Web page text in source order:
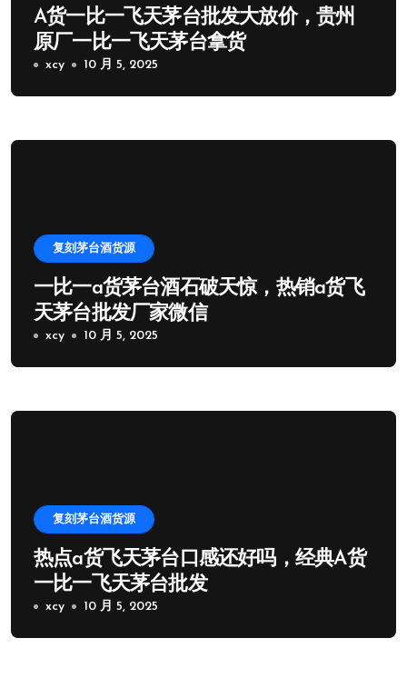
A货一比一飞天茅台批发大放价，贵州
原厂一比一飞天茅台拿货
xcy 10 月 5, 2025
复刻茅台酒货源
一比一a货茅台酒石破天惊，热销a货飞
天茅台批发厂家微信
xcy 10 月 5, 2025
复刻茅台酒货源
热点a货飞天茅台口感还好吗，经典A货
一比一飞天茅台批发
xcy 10 月 5, 2025